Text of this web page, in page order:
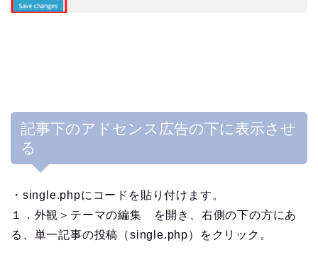
記事下のアドセンス広告の下に表示させ
る
・single.phpにコードを貼り付けます。
１．外観＞テーマの編集 を開き、右側の下の方にあ
る、単一記事の投稿（single.php）をクリック。